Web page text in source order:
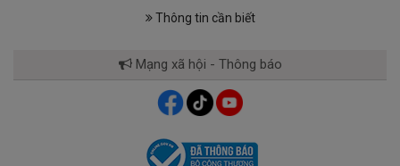
Thông tin cần biết
Mạng xã hội - Thông báo